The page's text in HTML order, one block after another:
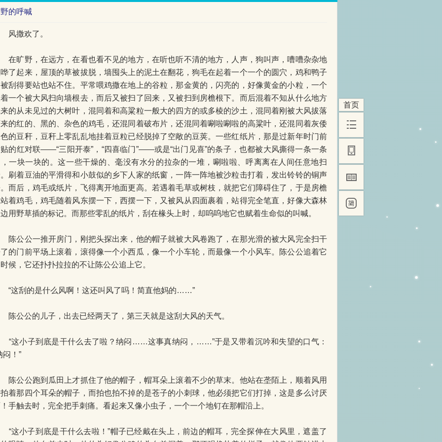
首页
的呼喊
撒欢了。
野，在远方，在看也看不见的地方，在听也听不清的地方，人声，狗叫声，嘈嘈杂杂地
了起来，屋顶的草被拔脱，墙囤头上的泥土在翻花，狗毛在起着一个一个的圆穴，鸡和鸭子
刮得要站也站不住。平常喂鸡撒在地上的谷粒，那金黄的，闪亮的，好像黄金的小粒，一个
一个被大风扫向墙根去，而后又被扫了回来，又被扫到房檐根下。而后混着不知从什么地方
的从未见过的大树叶，混同着和高粱粒一般大的四方的或多棱的沙土，混同着刚被大风拔落
的红的、黑的、杂色的鸡毛，还混同着破布片，还混同着唰啦唰啦的高粱叶，还混同着灰倭
的豆秆，豆秆上零乱乱地挂着豆粒已经脱掉了空敞的豆荚。一些红纸片，那是过新年时门前
的红对联——“三阳开泰”，“四喜临门”——或是“出门见喜”的条子，也都被大风撕得一条一条
一块一块的。这一些干燥的、毫没有水分的拉杂的一堆，唰啦啦、呼离离在人间任意地扫
刷着豆油的平滑得和小鼓似的乡下人家的纸窗，一阵一阵地被沙粒击打着，发出铃铃的铜声
而后，鸡毛或纸片，飞得离开地面更高。若遇着毛草或树枝，就把它们障碍住了，于是房檐
着鸡毛，鸡毛随着风东摆一下，西摆一下，又被风从四面裹着，站得完全笔直，好像大森林
用野草插的标记。而那些零乱的纸片，刮在椽头上时，却呜呜地它也赋着生命似的叫喊。
公一推开房门，刚把头探出来，他的帽子就被大风卷跑了，在那光滑的被大风完全扫干
的门前平场上滚着，滚得像一个小西瓜，像一个小车轮，而最像一个小风车。陈公公追着它
候，它还扑扑拉拉的不让陈公公追上它。
刮的是什么风啊！这还叫风了吗！简直他妈的……”
公的儿子，出去已经两天了，第三天就是这刮大风的天气。
小子到底是干什么去了啦？纳闷……这事真纳闷，……”于是又带着沉吟和失望的口气：
闷！”
公跑到瓜田上才抓住了他的帽子，帽耳朵上滚着不少的草末。他站在垄陌上，顺着风用
着那四个耳朵的帽子，而拍也拍不掉的是苍子的小刺球，他必须把它们打掉，这是多么讨厌
手触去时，完全把手刺痛。看起来又像小虫子，一个一个地钉在那帽沿上。
小子到底是干什么去啦！”帽子已经戴在头上，前边的帽耳，完全探伸在大风里，遮盖了